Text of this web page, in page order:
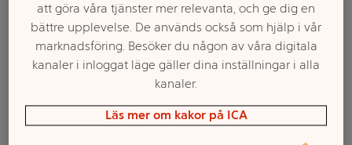
Kakor Chocolate
Chip 270g Wasa
Sortimentet kan variera mellan butikerna
att göra våra tjänster mer relevanta, och ge dig en
bättre upplevelse. De används också som hjälp i vår
marknadsföring. Besöker du någon av våra digitala
kanaler i inloggat läge gäller dina inställningar i alla
kanaler.
Läs mer om kakor på ICA